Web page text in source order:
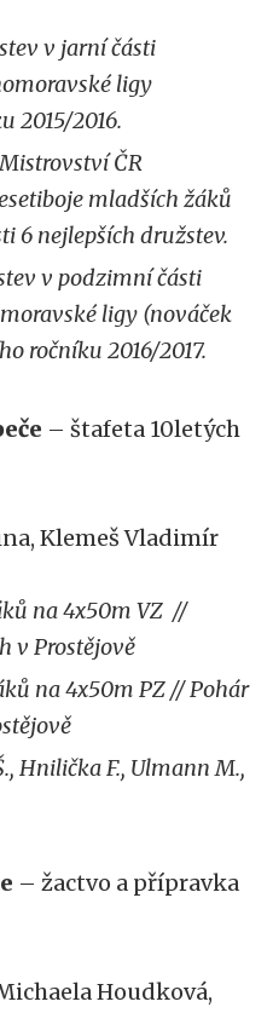
v jarní části
ligy
2015/2016.
ČR
mladších žáků
6 nejlepších družstev.
v podzimní části
ligy (nováček
ročníku 2016/2017.
– štafeta 10letých
Klemeš Vladimír
na 4x50m VZ //
v Prostějově
na 4x50m PZ // Pohár
Hnilička F., Ulmann M.,
– žactvo a přípravka
Houdková,